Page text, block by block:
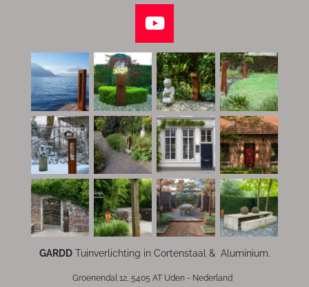
Y
o
u
T
u
b
e
GARDDTuinverlichting in Cortenstaal & Aluminium.
Groenendal 12, 5405 AT Uden - Nederland